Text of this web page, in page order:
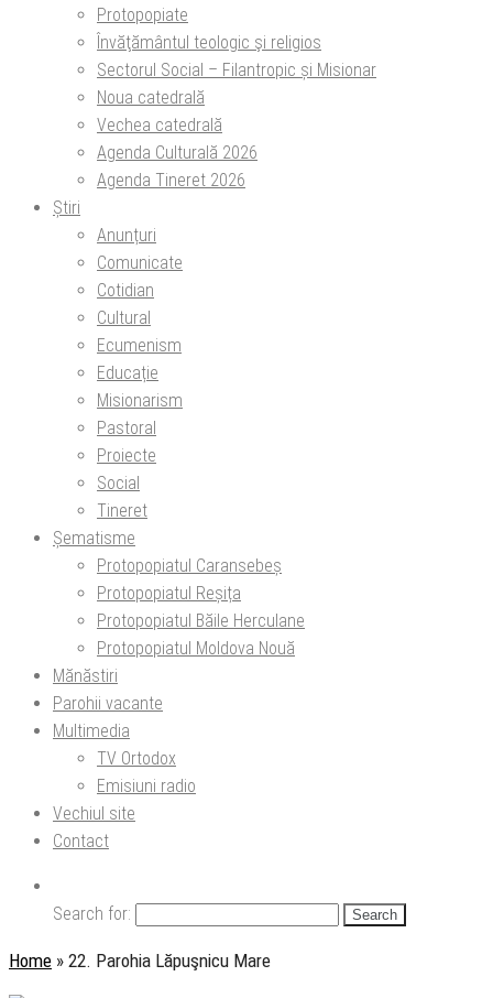
Protopopiate
Învăţământul teologic şi religios
Sectorul Social – Filantropic și Misionar
Noua catedrală
Vechea catedrală
Agenda Culturală 2026
Agenda Tineret 2026
Știri
Anunțuri
Comunicate
Cotidian
Cultural
Ecumenism
Educație
Misionarism
Pastoral
Proiecte
Social
Tineret
Șematisme
Protopopiatul Caransebeș
Protopopiatul Reșița
Protopopiatul Băile Herculane
Protopopiatul Moldova Nouă
Mănăstiri
Parohii vacante
Multimedia
TV Ortodox
Emisiuni radio
Vechiul site
Contact
Search for:
Home » 22. Parohia Lăpuşnicu Mare